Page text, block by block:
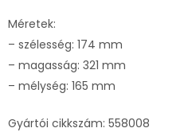
Méretek:
– szélesség: 174 mm
– magasság: 321 mm
– mélység: 165 mm
Gyártói cikkszám: 558008